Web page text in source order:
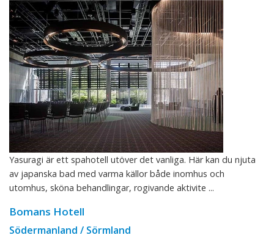
Yasuragi är ett spahotell utöver det vanliga. Här kan du njuta
av japanska bad med varma källor både inomhus och
utomhus, sköna behandlingar, rogivande aktivite ...
Bomans Hotell
Södermanland / Sörmland